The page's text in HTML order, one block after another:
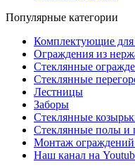
Популярные категории
Комплектующие для
Ограждения из
Стеклянные
Стеклянные
Лестницы
Заборы
Стеклянные
Стеклянные полы и
Монтаж ограждений
Наш канал на